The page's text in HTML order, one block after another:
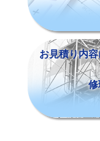
お見積り内
修